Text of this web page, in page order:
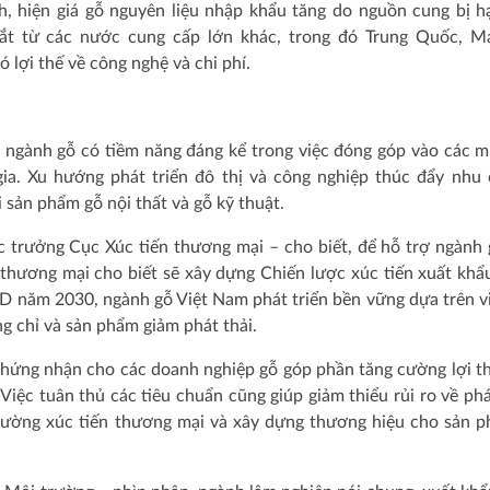
hiện giá gỗ nguyên liệu nhập khẩu tăng do nguồn cung bị
từ các nước cung cấp lớn khác, trong đó Trung Quốc,
lợi thế về công nghệ và chi phí.
gỗ có tiềm năng đáng kể trong việc đóng góp vào các
Xu hướng phát triển đô thị và công nghiệp thúc đẩy nhu
phẩm gỗ nội thất và gỗ kỹ thuật.
trưởng Cục Xúc tiến thương mại – cho biết, để hỗ trợ ngành
mại cho biết sẽ xây dựng Chiến lược xúc tiến xuất
năm 2030, ngành gỗ Việt Nam phát triển bền vững dựa trên
chỉ và sản phẩm giảm phát thải.
nhận cho các doanh nghiệp gỗ góp phần tăng cường lợi
tuân thủ các tiêu chuẩn cũng giúp giảm thiểu rủi ro về
xúc tiến thương mại và xây dựng thương hiệu cho sản